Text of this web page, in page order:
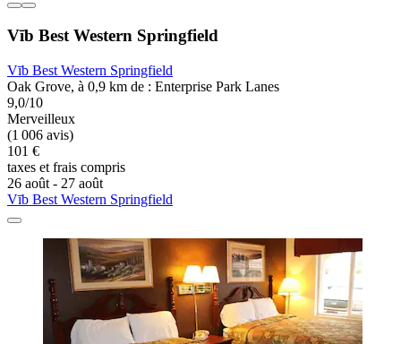
Vīb Best Western Springfield
Vīb Best Western Springfield
Oak Grove, à 0,9 km de : Enterprise Park Lanes
9,0/10
Merveilleux
(1 006 avis)
101 €
taxes et frais compris
26 août - 27 août
Vīb Best Western Springfield